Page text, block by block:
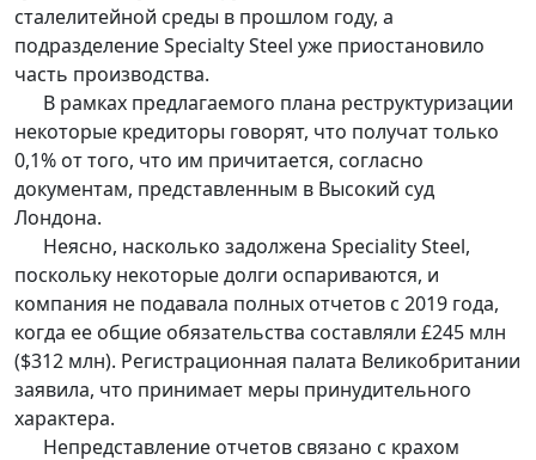
сталелитейной среды в прошлом году, а
подразделение Specialty Steel уже приостановило
часть производства.
В рамках предлагаемого плана реструктуризации
некоторые кредиторы говорят, что получат только
0,1% от того, что им причитается, согласно
документам, представленным в Высокий суд
Лондона.
Неясно, насколько задолжена Speciality Steel,
поскольку некоторые долги оспариваются, и
компания не подавала полных отчетов с 2019 года,
когда ее общие обязательства составляли £245 млн
($312 млн). Регистрационная палата Великобритании
заявила, что принимает меры принудительного
характера.
Непредставление отчетов связано с крахом